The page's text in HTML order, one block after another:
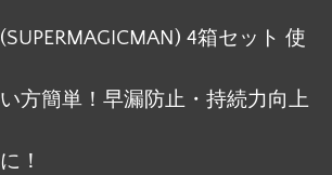
(SUPERMAGICMAN) 4箱セット 使
い方簡単！早漏防止・持続力向上
に！